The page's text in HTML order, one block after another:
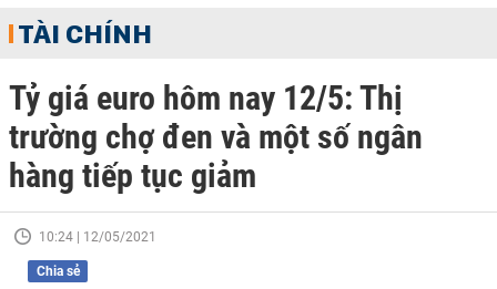
TÀI CHÍNH
Tỷ giá euro hôm nay 12/5: Thị
trường chợ đen và một số ngân
hàng tiếp tục giảm
10:24 | 12/05/2021
Chia sẻ